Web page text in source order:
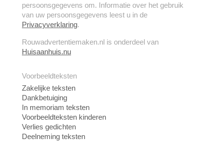
persoonsgegevens om. Informatie over het gebruik
van uw persoonsgegevens leest u in de
Privacyverklaring.
Rouwadvertentiemaken.nl is onderdeel van
Huisaanhuis.nu
Voorbeeldteksten
Zakelijke teksten
Dankbetuiging
In memoriam teksten
Voorbeeldteksten kinderen
Verlies gedichten
Deelneming teksten